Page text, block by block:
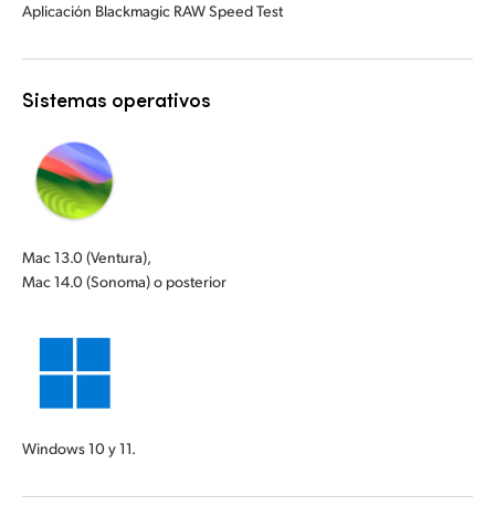
Aplicación Blackmagic RAW Speed Test
Sistemas operativos
Mac 13.0 (Ventura),
Mac 14.0 (Sonoma) o posterior
Windows 10 y 11.